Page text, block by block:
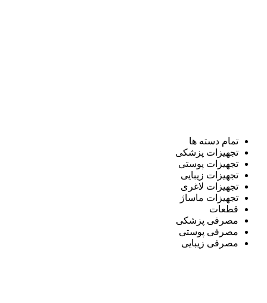
تمام دسته ها
تجهیزات پزشکی
تجهیزات پوستی
تجهیزات زیبایی
تجهیزات لاغری
تجهیزات ماساژ
قطعات
مصرفی پزشکی
مصرفی پوستی
مصرفی زیبایی